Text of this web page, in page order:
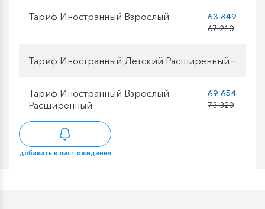
Тариф Иностранный Взрослый
63 849
67 210
Тариф Иностранный Детский Расширенный —
Тариф Иностранный Взрослый
Расширенный
69 654
73 320
добавить в лист ожидания